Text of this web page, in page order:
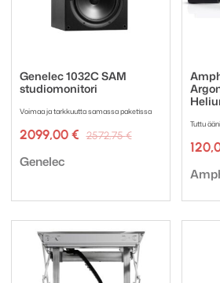
Genelec 1032C SAM
studiomonitori
Voimaa ja tarkkuutta samassa paketissa
2572,75€Alkuperäinen
2572,75 €.
2099,00 €
Nykyinen
2099,00 €.
Tuotemerkki:
Genelec
Tuttu